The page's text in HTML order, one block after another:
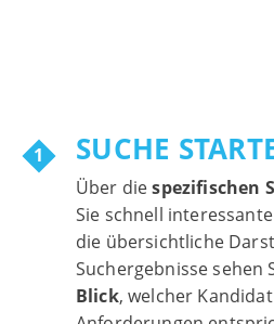
SUCHE
Über diespezifischen
Sie schnell
die übersichtliche
Suchergebnisse sehen
Blick, welcher